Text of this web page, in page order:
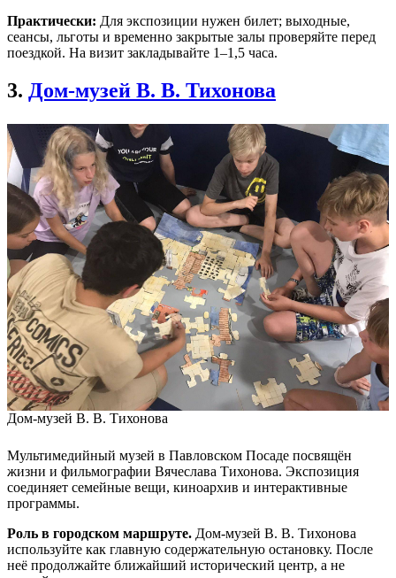
Практически: Для экспозиции нужен билет; выходные,
сеансы, льготы и временно закрытые залы проверяйте перед
поездкой. На визит закладывайте 1–1,5 часа.
3. Дом-музей В. В. Тихонова
Дом-музей В. В. Тихонова
Мультимедийный музей в Павловском Посаде посвящён
жизни и фильмографии Вячеслава Тихонова. Экспозиция
соединяет семейные вещи, киноархив и интерактивные
программы.
Роль в городском маршруте. Дом-музей В. В. Тихонова
используйте как главную содержательную остановку. После
неё продолжайте ближайший исторический центр, а не